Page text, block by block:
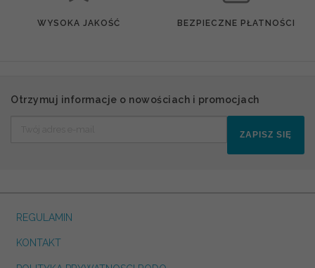
WYSOKA JAKOŚĆ BEZPIECZNE PŁATNOŚCI
Otrzymuj informacje o nowościach i promocjach
ZAPISZ SIĘ
REGULAMIN
KONTAKT